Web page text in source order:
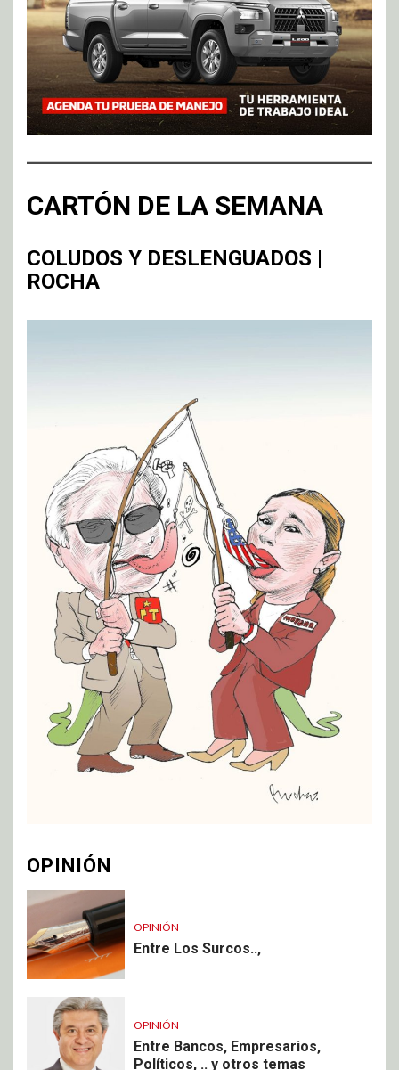
CARTÓN DE LA SEMANA
COLUDOS Y DESLENGUADOS |
ROCHA
OPINIÓN
OPINIÓN
Entre Los Surcos..,
OPINIÓN
Entre Bancos, Empresarios,
Políticos, .. y otros temas